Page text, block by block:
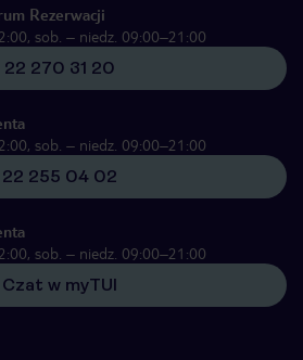
Rezerwacji
sob. – niedz. 09:00–21:00
22 270 31 20
sob. – niedz. 09:00–21:00
22 255 04 02
sob. – niedz. 09:00–21:00
Czat w myTUI